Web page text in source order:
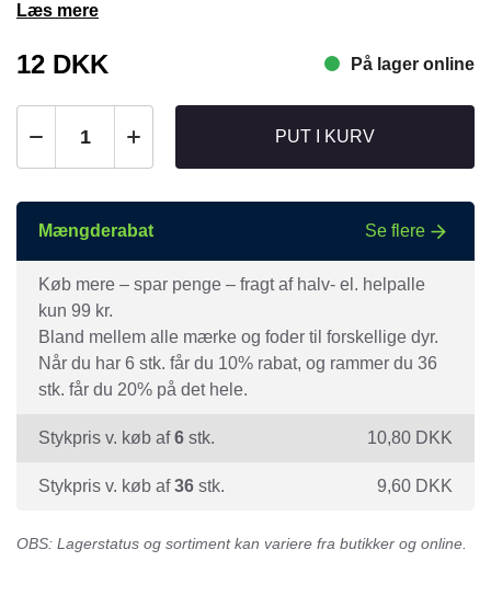
Læs mere
12 DKK På lager online
PUT I KURV
Mængderabat Se flere
Køb mere – spar penge – fragt af halv- el. helpalle
kun 99 kr.
Bland mellem alle mærke og foder til forskellige dyr.
Når du har 6 stk. får du 10% rabat, og rammer du 36
stk. får du 20% på det hele.
Stykpris v. køb af6 stk. 10,80 DKK
Stykpris v. køb af36 stk. 9,60 DKK
OBS: Lagerstatus og sortiment kan variere fra butikker og online.